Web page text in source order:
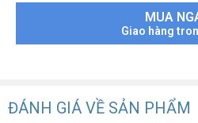
MUA
Giao hàng
ĐÁNH GIÁ VỀ SẢN PHẨM